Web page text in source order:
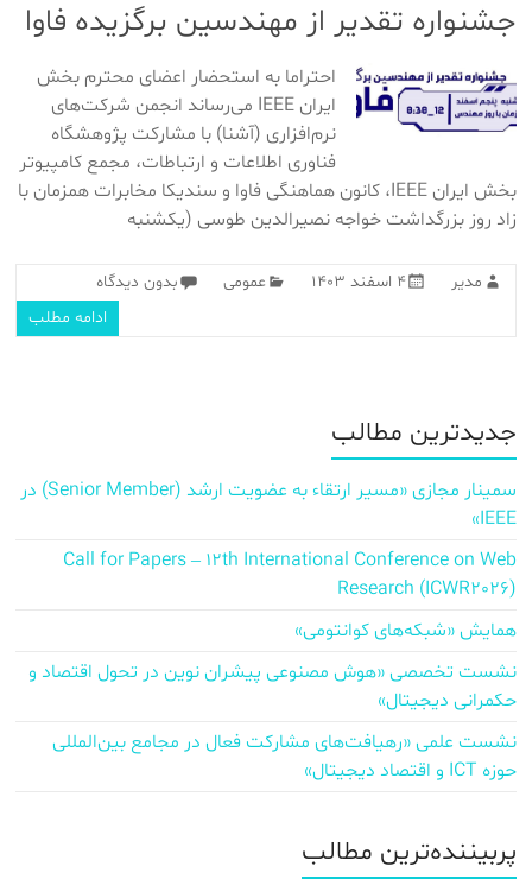
جشنواره تقدیر از مهندسین برگزیده فاوا
احتراما به استحضار اعضای محترم بخش
ایران IEEE می‌رساند انجمن شرکت‌های
نرم‌افزاری (آشنا) با مشارکت پژوهشگاه
فناوری اطلاعات و ارتباطات، مجمع کامپیوتر
بخش ایران IEEE، کانون هماهنگی فاوا و سندیکا مخابرات همزمان با
زاد روز بزرگداشت خواجه نصیرالدین طوسی (یکشنبه
مدیر ۴ اسفند ۱۴۰۳ عمومی
بدون دیدگاه
ادامه مطلب
جدیدترین مطالب
سمینار مجازی «مسیر ارتقاء به عضویت ارشد (Senior Member) در
IEEE»
Call for Papers – 12th International Conference on Web
Research (ICWR2026)
همایش «شبکه‌های کوانتومی»
نشست تخصصی «هوش مصنوعی پیشران نوین در تحول اقتصاد و
حکمرانی دیجیتال»
نشست علمی «رهیافت‌های مشارکت فعال در مجامع بین‌المللی
حوزه ICT و اقتصاد دیجیتال»
پربیننده‌ترین مطالب